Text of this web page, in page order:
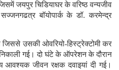
जयपुर चिडियाघर के वरिष्ठ वन्यजीव
बॉयोपार्क के डॉ. करमेन्द्र
जिससे उसकी ओवरियो-हिस्ट्रेक्टोमी कर
गई। दो घंटे के ऑपरेशन के दौरान
आवश्यक जीवन रक्षक दवाइयां दी गई।